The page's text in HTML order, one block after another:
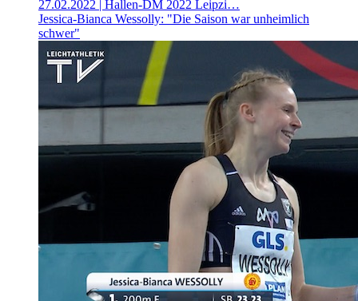
27.02.2022 | Hallen-DM 2022 Leipzi…
Jessica-Bianca Wessolly: "Die Saison war unheimlich
schwer"